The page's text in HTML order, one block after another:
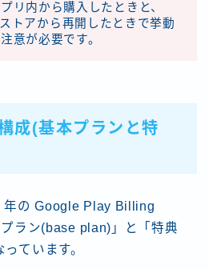
リ内から購入したときと、
トアから再開したときで挙動
意が必要です。
成(基本プランと特
年の Google Play Billing
ラン(base plan)」と「特典
ています。